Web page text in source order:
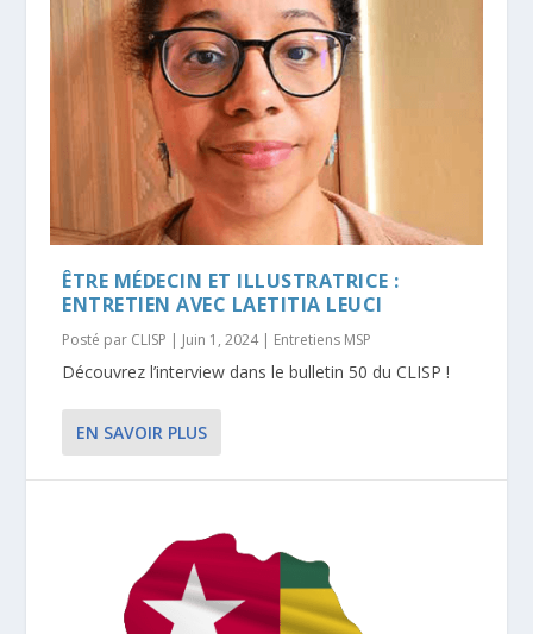
ÊTRE MÉDECIN ET ILLUSTRATRICE :
ENTRETIEN AVEC LAETITIA LEUCI
Posté par CLISP | Juin 1, 2024| Entretiens MSP
Découvrez l’interview dans le bulletin 50 du CLISP !
EN SAVOIR PLUS